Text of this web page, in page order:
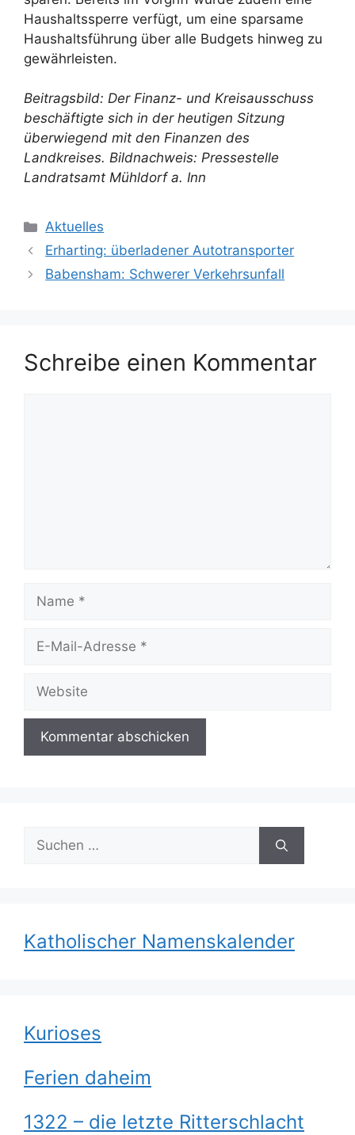
Haushaltssperre verfügt, um eine sparsame
Haushaltsführung über alle Budgets hinweg zu
gewährleisten.
Beitragsbild: Der Finanz- und Kreisausschuss
beschäftigte sich in der heutigen Sitzung
überwiegend mit den Finanzen des
Landkreises. Bildnachweis: Pressestelle
Landratsamt Mühldorf a. Inn
Kategorien
Aktuelles
Erharting: überladener Autotransporter
Babensham: Schwerer Verkehrsunfall
Schreibe einen Kommentar
Name
Website
Suchen
nach:
Katholischer Namenskalender
Kurioses
Ferien daheim
1322 – die letzte Ritterschlacht